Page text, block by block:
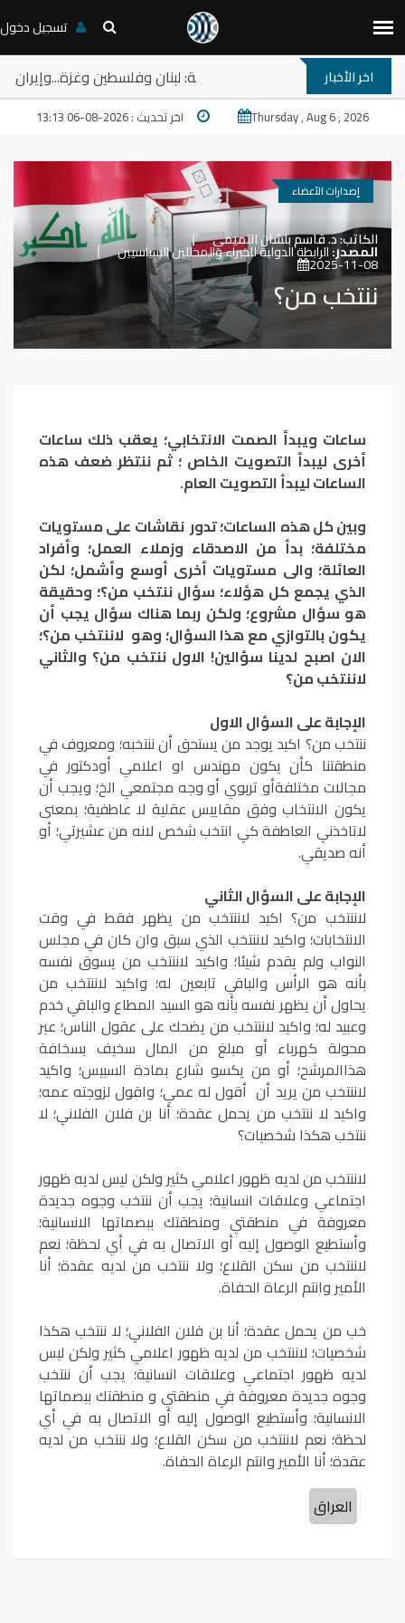
تسجيل دخول
اخر الأخبار
والمخارج المستعصية في المنطقة: لبنان وفلسطين
Thursday , Aug 6 , 2026 اخر تحديث : 2026-08-06 13:13
إصدارات الأعضاء
الكاتب:د. قاسم بلشان التميمي
المصدر:الرابطة الدولية للخبراء والمحللين السياسيين
2025-11-08
ننتخب من؟
ساعات ويبدأ الصمت الانتخابي؛ يعقب ذلك ساعات
أخرى ليبدأ التصويت الخاص ؛ ثم ننتظر ضعف هذه
الساعات ليبدأ التصويت العام.
وبين كل هذه الساعات؛ تدور نقاشات على مستويات
مختلفة؛ بدأ من الاصدقاء وزملاء العمل؛ وأفراد
العائلة؛ والى مستويات أخرى أوسع وأشمل؛ لكن
الذي يجمع كل هؤلاء؛ سؤال ننتخب من؟؛ وحقيقة
هو سؤال مشروع؛ ولكن ربما هناك سؤال يجب أن
يكون بالتوازي مع هذا السؤال؛ وهو لاننتخب من؟؛
الان اصبح لدينا سؤالين! الاول ننتخب من؟ والثاني
لاننتخب من؟
الإجابة على السؤال الاول
ننتخب من؟ اكيد يوجد من يستحق أن ننتخبه؛ ومعروف في
منطقتنا كأن يكون مهندس او اعلامي أودكتور في
مجالات مختلفةأو تربوي أو وجه مجتمعي الخ؛ ويجب أن
يكون الانتخاب وفق مقاييس عقلية لا عاطفية؛ بمعنى
لاتاخذني العاطفة كي انتخب شخص لانه من عشيرتي؛ أو
أنه صديقي.
الإجابة على السؤال الثاني
لاننتخب من؟ اكيد لاننتخب من يظهر فقط في وقت
الانتخابات؛ واكيد لاننتخب الذي سبق وان كان في مجلس
النواب ولم يقدم شيئا؛ واكيد لاننتخب من يسوق نفسه
بأنه هو الرأس والباقي تابعين له؛ واكيد لاننتخب من
يحاول أن يظهر نفسه بأنه هو السيد المطاع والباقي خدم
وعبيد له؛ واكيد لاننتخب من يضحك على عقول الناس؛ عبر
محولة كهرباء أو مبلغ من المال سخيف بسخافة
هذاالمرشح؛ أو من يكسو شارع بمادة السبيس؛ واكيد
لاننتخب من يريد أن أقول له عمي؛ واقول لزوجته عمه؛
واكيد لا ننتخب من يحمل عقدة؛ أنا بن فلان الفلاني؛ لا
ننتخب هكذا شخصيات؟
لاننتخب من لديه ظهور اعلامي كثير ولكن ليس لديه ظهور
اجتماعي وعلاقات انسانية؛ يجب أن ننتخب وجوه جديدة
معروفة في منطقتي ومنطقتك ببصماتها الانسانية؛
وأستطيع الوصول إليه أو الاتصال به في أي لحظة؛ نعم
لاننتخب من سكن القلاع؛ ولا ننتخب من لديه عقدة؛ أنا
الأمير وانتم الرعاة الحفاة.
خب من يحمل عقدة؛ أنا بن فلان الفلاني؛ لا ننتخب هكذا
شخصيات؛ لاننتخب من لديه ظهور اعلامي كثير ولكن ليس
لديه ظهور اجتماعي وعلاقات انسانية؛ يجب أن ننتخب
وجوه جديدة معروفة في منطقتي و منطقتك ببصماتها
الانسانية؛ وأستطيع الوصول إليه أو الاتصال به في أي
لحظة؛ نعم لاننتخب من سكن القلاع؛ ولا ننتخب من لديه
عقدة؛ أنا الأمير وانتم الرعاة الحفاة.
العراق